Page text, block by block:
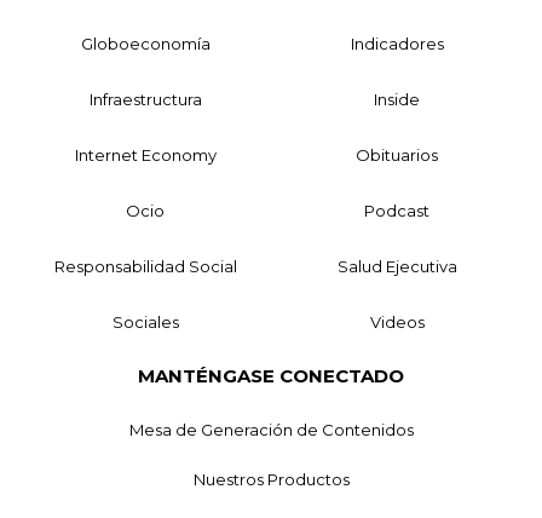
Globoeconomía Indicadores
Infraestructura Inside
Internet Economy Obituarios
Ocio Podcast
Responsabilidad Social Salud Ejecutiva
Sociales Videos
MANTÉNGASE CONECTADO
Mesa de Generación de Contenidos
Nuestros Productos